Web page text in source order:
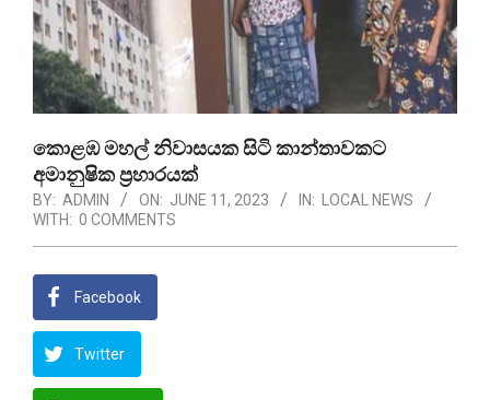
කොළඹ මහල් නිවාසයක සිටි කාන්තාවකට
අමානුෂික ප්‍රහාරයක්
BY: ADMIN ON: JUNE 11, 2023 IN:
LOCAL NEWS
WITH: 0 COMMENTS
Facebook
Twitter